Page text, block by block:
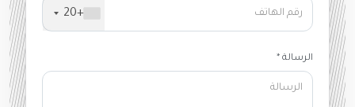
+20
الرسالة *